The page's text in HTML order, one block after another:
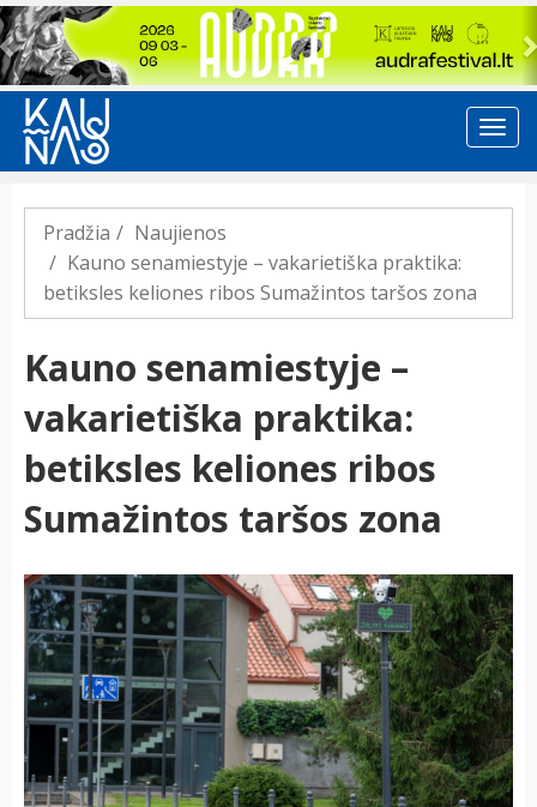
Previous
Pradžia
Naujienos
Kauno senamiestyje – vakarietiška praktika:
betiksles keliones ribos Sumažintos taršos zona
Kauno senamiestyje –
vakarietiška praktika:
betiksles keliones ribos
Sumažintos taršos zona